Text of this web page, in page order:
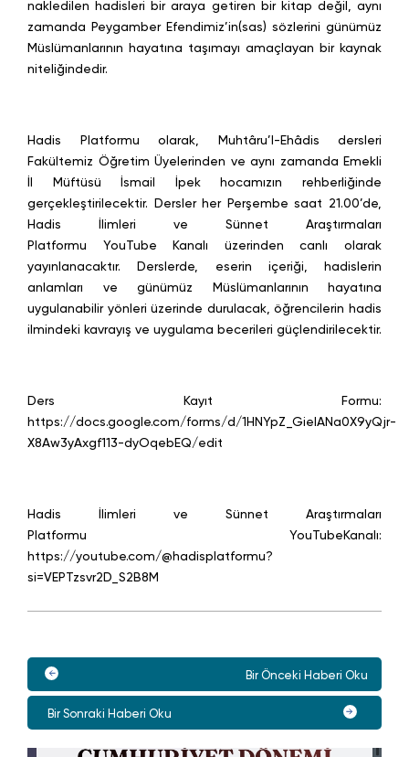
nakledilen hadisleri bir araya getiren bir kitap değil, aynı
zamanda Peygamber Efendimiz’in(sas) sözlerini günümüz
Müslümanlarının hayatına taşımayı amaçlayan bir kaynak
niteliğindedir.
Hadis Platformu olarak, Muhtâru’l-Ehâdis dersleri
Fakültemiz Öğretim Üyelerinden ve aynı zamanda Emekli
İl Müftüsü İsmail İpek hocamızın rehberliğinde
gerçekleştirilecektir. Dersler her Perşembe saat 21.00’de,
Hadis İlimleri ve Sünnet Araştırmaları
Platformu YouTube Kanalı üzerinden canlı olarak
yayınlanacaktır. Derslerde, eserin içeriği, hadislerin
anlamları ve günümüz Müslümanlarının hayatına
uygulanabilir yönleri üzerinde durulacak, öğrencilerin hadis
ilmindeki kavrayış ve uygulama becerileri güçlendirilecektir.
Ders Kayıt Formu:
https://docs.google.com/forms/d/1HNYpZ_GielANa0X9yQjr-
X8Aw3yAxgf113-dyOqebEQ/edit
Hadis İlimleri ve Sünnet Araştırmaları
Platformu YouTubeKanalı:
https://youtube.com/@hadisplatformu?
si=VEPTzsvr2D_S2B8M
Bir Önceki Haberi Oku
Bir Sonraki Haberi Oku